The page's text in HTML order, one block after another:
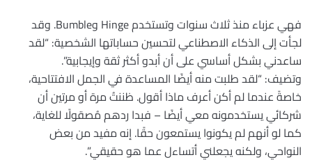
فهي عزباء منذ ثلاث سنوات وتستخدم Hinge وBumble. وقد
لجأت إلى الذكاء الاصطناعي لتحسين حساباتها الشخصية: “لقد
ساعدني بشكل أساسي على أن أبدو أكثر ثقة وإيجابية”.
وتضيف: “لقد طلبت منه أيضًا المساعدة في الجمل الافتتاحية،
خاصةً عندما لم أكن أعرف ماذا أقول. ظننتُ مرة أو مرتين أن
شركائي يستخدمونه معي أيضًا – فبدا ردهم مُصقولًا للغاية،
كما لو أنهم لم يكونوا يستمعون حقًا. إنه مفيد من بعض
النواحي، ولكنه يجعلني أتساءل عما هو حقيقي”.